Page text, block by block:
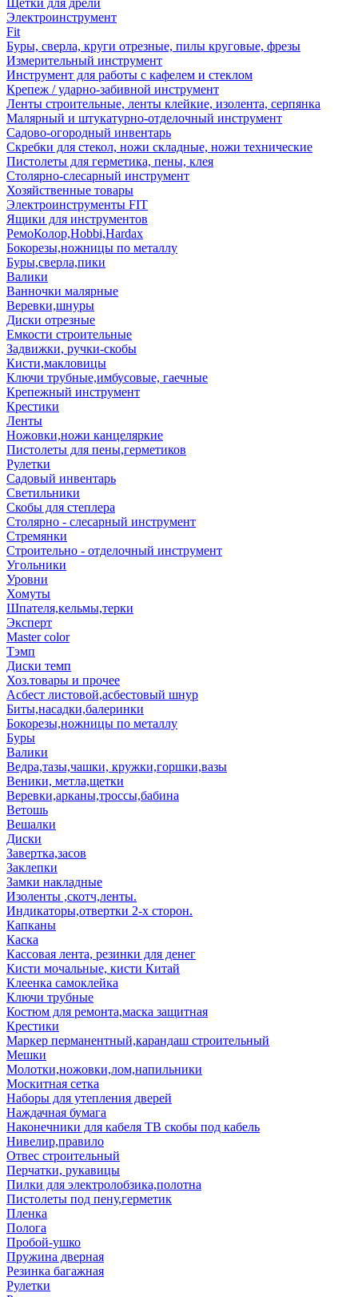
Щетки для дрели
Электроинструмент
Fit
Буры, сверла, круги отрезные, пилы круговые, фрезы
Измерительный инструмент
Инструмент для работы с кафелем и стеклом
Крепеж / ударно-забивной инструмент
Ленты строительные, ленты клейкие, изолента, серпянка
Малярный и штукатурно-отделочный инструмент
Садово-огородный инвентарь
Скребки для стекол, ножи складные, ножи технические
Пистолеты для герметика, пены, клея
Столярно-слесарный инструмент
Хозяйственные товары
Электроинструменты FIT
Ящики для инструментов
РемоКолор,Hobbi,Hardax
Бокорезы,ножницы по металлу
Буры,сверла,пики
Валики
Ванночки малярные
Веревки,шнуры
Диски отрезные
Емкости строительные
Задвижки, ручки-скобы
Кисти,макловицы
Ключи трубные,имбусовые, гаечные
Крепежный инструмент
Крестики
Ленты
Ножовки,ножи канцеляркие
Пистолеты для пены,герметиков
Рулетки
Садовый инвентарь
Светильники
Скобы для степлера
Столярно - слесарный инструмент
Стремянки
Строительно - отделочный инструмент
Угольники
Уровни
Хомуты
Шпателя,кельмы,терки
Эксперт
Master color
Тэмп
Диски темп
Хоз.товары и прочее
Асбест листовой,асбестовый шнур
Биты,насадки,балеринки
Бокорезы,ножницы по металлу
Буры
Валики
Ведра,тазы,чашки, кружки,горшки,вазы
Веники, метла,щетки
Веревки,арканы,троссы,бабина
Ветошь
Вешалки
Диски
Завертка,засов
Заклепки
Замки накладные
Изоленты ,скотч,ленты.
Индикаторы,отвертки 2-х сторон.
Капканы
Каска
Кассовая лента, резинки для денег
Кисти мочальные, кисти Китай
Клеенка самоклейка
Ключи трубные
Костюм для ремонта,маска защитная
Крестики
Маркер перманентный,карандаш строительный
Мешки
Молотки,ножовки,лом,напильники
Москитная сетка
Наборы для утепления дверей
Наждачная бумага
Наконечники для кабеля ТВ скобы под кабель
Нивелир,правило
Отвес строительный
Перчатки, рукавицы
Пилки для электролобзика,полотна
Пистолеты под пену,герметик
Пленка
Полога
Пробой-ушко
Пружина дверная
Резинка багажная
Рулетки